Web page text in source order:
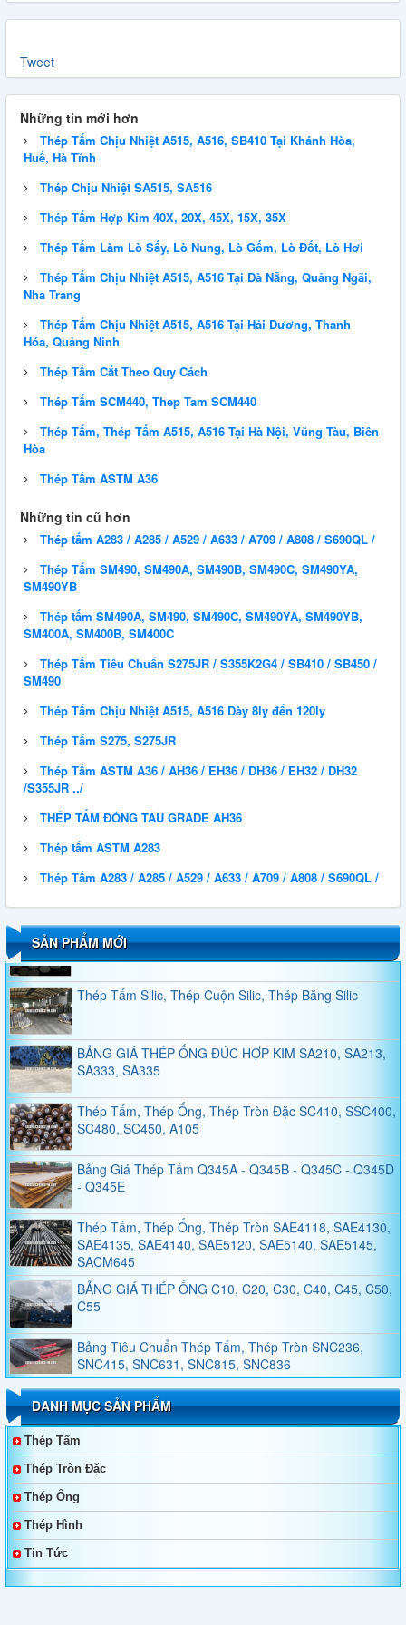
Tweet
Những tin mới hơn
Thép Tấm Chịu Nhiệt A515, A516, SB410 Tại Khánh Hòa,
Huế, Hà Tĩnh
Thép Chịu Nhiệt SA515, SA516
Thép Tấm Hợp Kim 40X, 20X, 45X, 15X, 35X
Thép Tấm Làm Lò Sấy, Lò Nung, Lò Gốm, Lò Đốt, Lò Hơi
Thép Tấm Chịu Nhiệt A515, A516 Tại Đà Nẵng, Quảng Ngãi,
Nha Trang
Thép Tấm Chịu Nhiệt A515, A516 Tại Hải Dương, Thanh
Hóa, Quảng Ninh
Thép Tấm Cắt Theo Quy Cách
Thép Tấm SCM440, Thep Tam SCM440
Thép Tấm, Thép Tấm A515, A516 Tại Hà Nội, Vũng Tàu, Biên
Hòa
Thép Tấm ASTM A36
Những tin cũ hơn
Thép tấm A283 / A285 / A529 / A633 / A709 / A808 / S690QL /
Thép Tấm SM490, SM490A, SM490B, SM490C, SM490YA,
SM490YB
Thép tấm SM490A, SM490, SM490C, SM490YA, SM490YB,
SM400A, SM400B, SM400C
Thép Tấm Tiêu Chuẩn S275JR / S355K2G4 / SB410 / SB450 /
SM490
Thép Tấm Chịu Nhiệt A515, A516 Dày 8ly đến 120ly
Thép Tấm S275, S275JR
Thép Tấm ASTM A36 / AH36 / EH36 / DH36 / EH32 / DH32
/S355JR ../
THÉP TẤM ĐÓNG TÀU GRADE AH36
Thép tấm ASTM A283
Thép Tấm A283 / A285 / A529 / A633 / A709 / A808 / S690QL /
SẢN PHẨM MỚI
QUY CÁCH THÉP HÌNH U
Thép Tấm, Thép Tròn Đặc, Thép Ống Đúc A101,
A1010, A1011, A1014, A1018, A1016
Thép Tấm Silic, Thép Cuộn Silic, Thép Băng Silic
BẢNG GIÁ THÉP ỐNG ĐÚC HỢP KIM SA210, SA213,
SA333, SA335
Thép Tấm, Thép Ống, Thép Tròn Đặc SC410, SSC400,
SC480, SC450, A105
Bảng Giá Thép Tấm Q345A - Q345B - Q345C - Q345D
- Q345E
Thép Tấm, Thép Ống, Thép Tròn SAE4118, SAE4130,
SAE4135, SAE4140, SAE5120, SAE5140, SAE5145,
SACM645
BẢNG GIÁ THÉP ỐNG C10, C20, C30, C40, C45, C50,
C55
Bảng Tiêu Chuẩn Thép Tấm, Thép Tròn SNC236,
SNC415, SNC631, SNC815, SNC836
Bảng Tiêu Chuẩn Thép Tấm, Thép Tròn SNCM220,
SNCM439, SNCM415, SNCM420, SNCM431
Thép Không Gỉ Duplex 2205, 2570
Thép Tấm, Thép Làm Khuôn, Thép Tròn Đặc SKT4,
SKT3, SKT6, 55NiCrMoV7, 45NiCrMo16
DANH MỤC SẢN PHẨM
Thép Tấm
Thép Tròn Đặc
Thép Ống
Thép Hình
Tin Tức